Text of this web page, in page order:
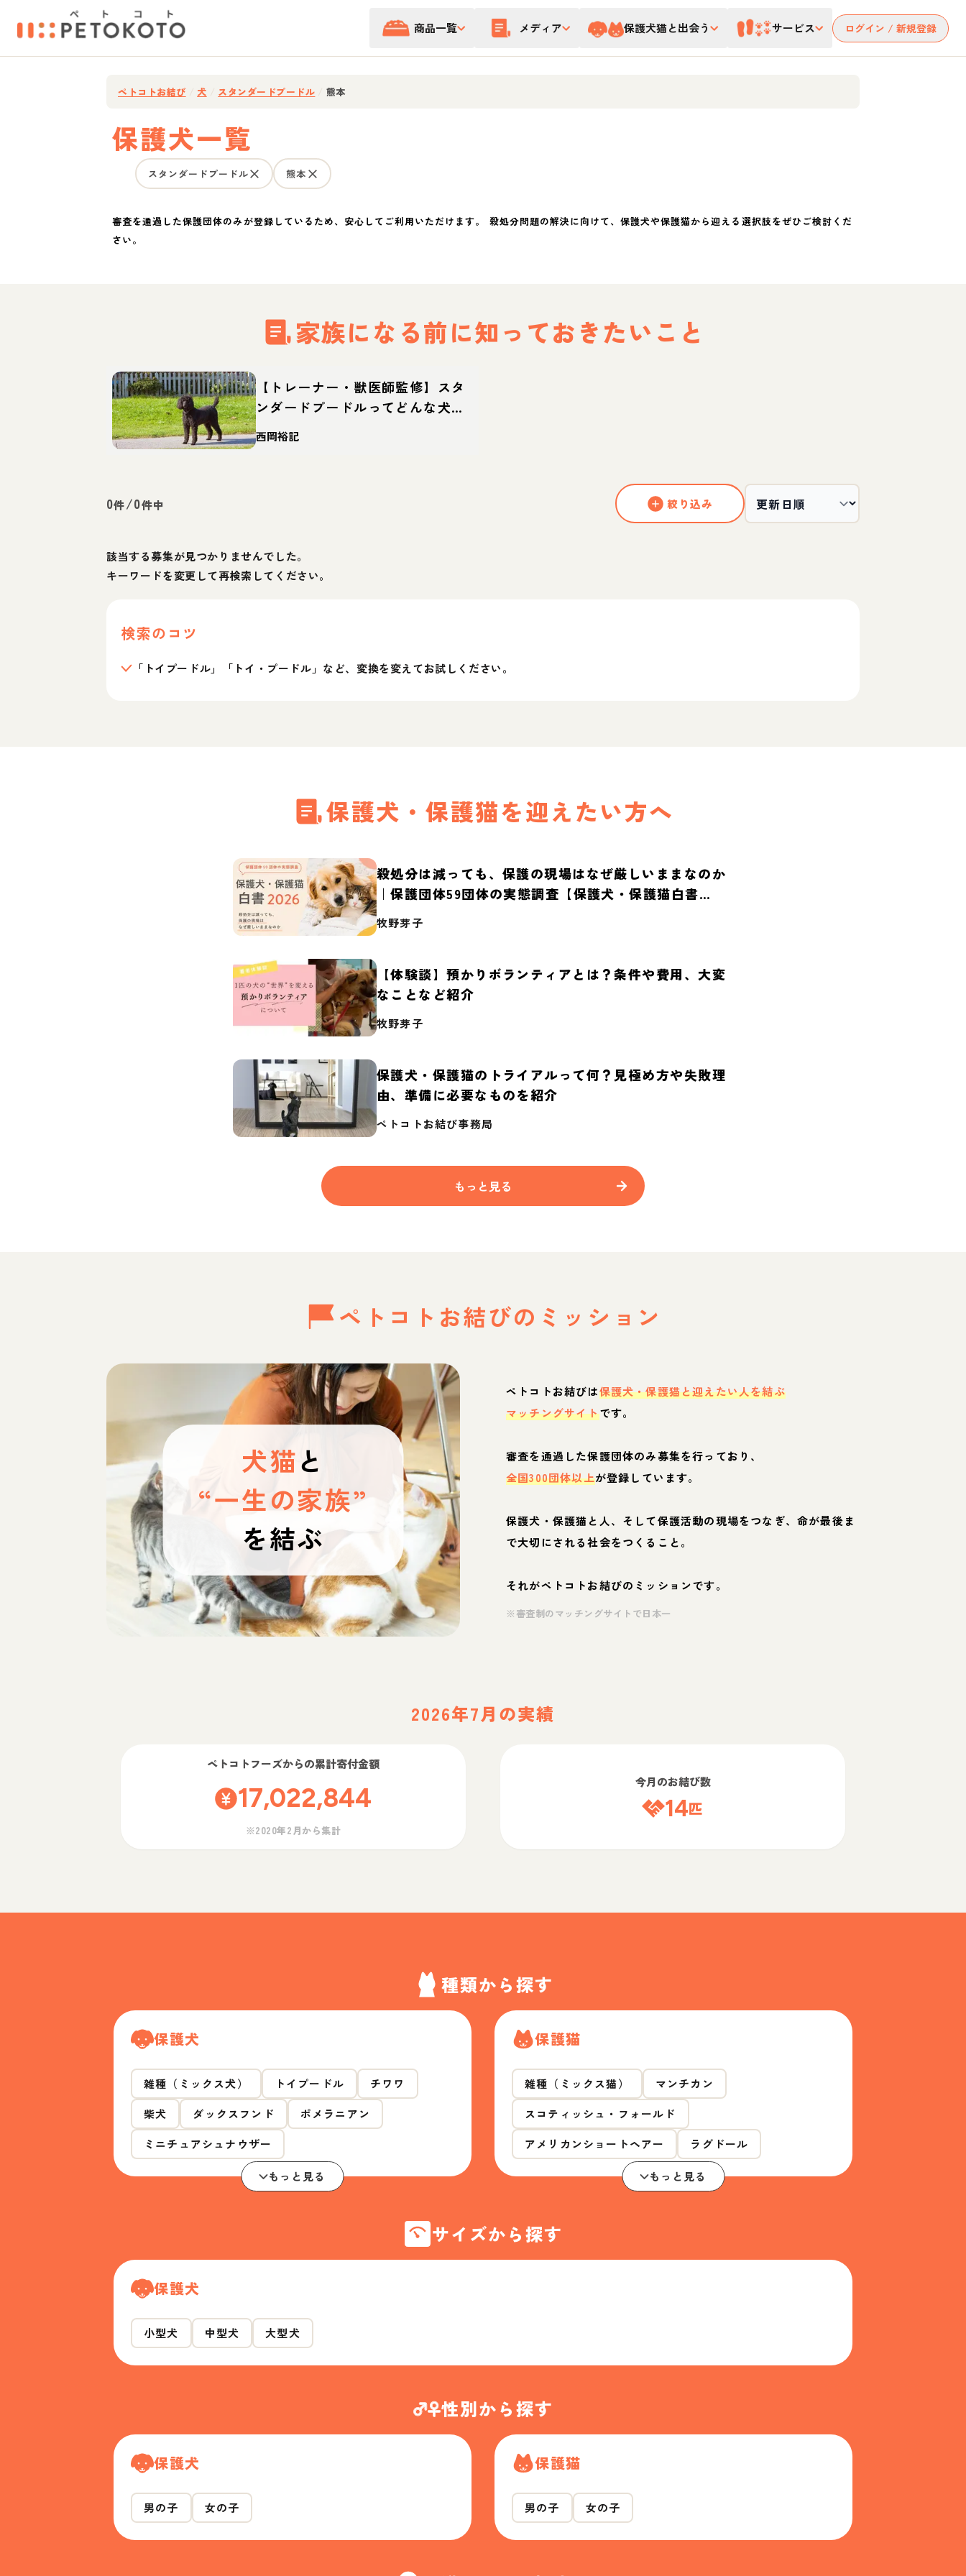
商品一覧 メディア 保護犬猫と出会う サービス ログイン / 新規登録
ペトコトお結び 犬 スタンダードプードル 熊本
保護犬一覧
スタンダードプードル 熊本
審査を通過した保護団体のみが登録しているため、安心してご利用いただけます。 殺処分問題の解決に向けて、保護犬や保護猫から迎える選択肢をぜひご検討くだ
さい。
家族になる前に知っておきたいこと
【トレーナー・獣医師監修】スタ
ンダードプードルってどんな犬？
性格・特徴・育て方・迎え方
西岡裕記
0件/0件中 絞り込み
該当する募集が見つかりませんでした。
キーワードを変更して再検索してください。
検索のコツ
「トイプードル」「トイ・プードル」など、変換を変えてお試しください。
保護犬・保護猫を迎えたい方へ
殺処分は減っても、保護の現場はなぜ厳しいままなのか
｜保護団体59団体の実態調査【保護犬・保護猫白書
2026】
牧野芽子
【体験談】預かりボランティアとは？条件や費用、大変
なことなど紹介
牧野芽子
保護犬・保護猫のトライアルって何？見極め方や失敗理
由、準備に必要なものを紹介
ペトコトお結び事務局
もっと見る
ペトコトお結びの ミッション
犬猫と
“一生の家族”
を結ぶ
ペトコトお結びは保護犬・保護猫と迎えたい人を結ぶ
マッチングサイトです。
審査を通過した保護団体のみ募集を行っており、
全国300団体以上が登録しています。
保護犬・保護猫と人、そして保護活動の現場をつなぎ、命が最後ま
で大切にされる社会をつくること。
それがペトコトお結びのミッションです。
※審査制のマッチングサイトで日本一
2026年7月の実績
ペトコトフーズからの累計寄付金額
17,022,844
※2020年2月から集計
今月のお結び数
14匹
種類から探す
保護犬
雑種（ミックス犬） トイプードル
チワワ
柴犬
ダックスフンド
ポメラニアン
ミニチュアシュナウザー
もっと見る
保護猫
雑種（ミックス猫）
マンチカン
スコティッシュ・フォールド
アメリカンショートヘアー
ラグドール
もっと見る
サイズから探す
保護犬
小型犬 中型犬 大型犬
性別から探す
保護犬
男の子 女の子
保護猫
男の子 女の子